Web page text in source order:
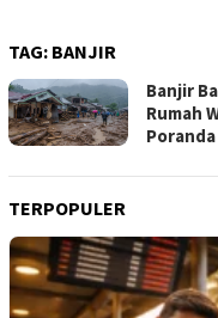
TAG: BANJIR
Banjir
Rumah
Poranda
TERPOPULER